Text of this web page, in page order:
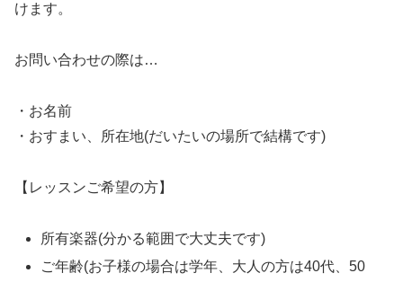
けます。
お問い合わせの際は…
・お名前
・おすまい、所在地(だいたいの場所で結構です)
【レッスンご希望の方】
所有楽器(分かる範囲で大丈夫です)
ご年齢(お子様の場合は学年、大人の方は40代、50